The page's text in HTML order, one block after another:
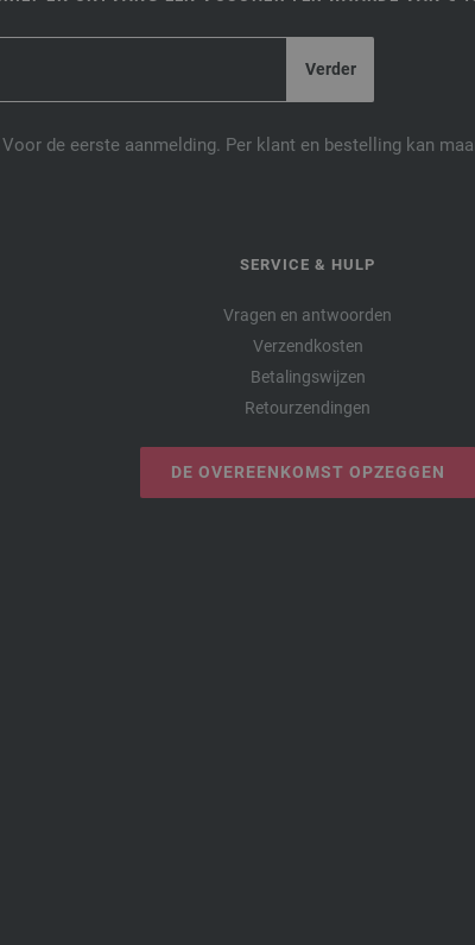
de eerste aanmelding. Per klant en bestelling kan
SERVICE & HULP
Vragen en antwoorden
Verzendkosten
Betalingswijzen
Retourzendingen
DE OVEREENKOMST OPZEGGEN